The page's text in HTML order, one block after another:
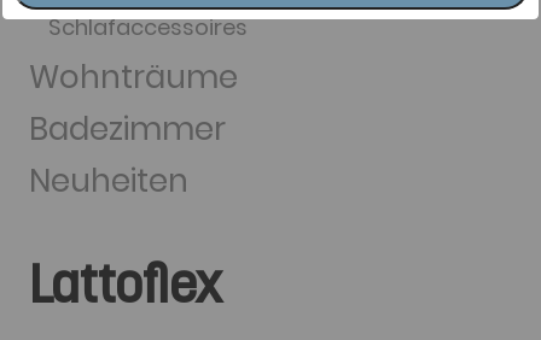
Schlafaccessoires
Wohnträume
Badezimmer
Neuheiten
Lattoflex